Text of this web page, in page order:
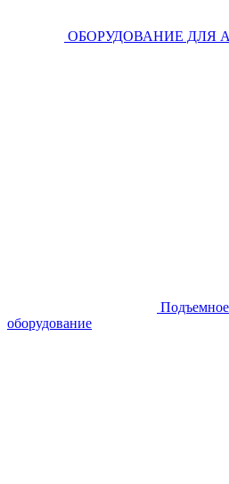
ОБОРУДОВАНИЕ ДЛЯ
Подъемное
оборудование